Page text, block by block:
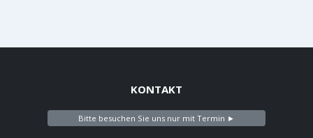
KONTAKT
Bitte besuchen Sie uns nur mit Termin ►